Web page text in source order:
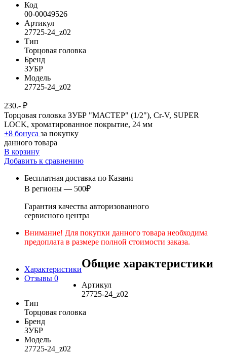
Код
00-00049526
Артикул
27725-24_z02
Тип
Торцовая головка
Бренд
ЗУБР
Модель
27725-24_z02
230.- ₽
Торцовая головка ЗУБР "МАСТЕР" (1/2"), Cr-V, SUPER
LOCK, хроматированное покрытие, 24 мм
+8 бонуса за покупку
данного товара
В корзину
Добавить к сравнению
Бесплатная доставка по Казани
В регионы — 500₽
Гарантия качества авторизованного
сервисного центра
Внимание! Для покупки данного товара необходима
предоплата в размере полной стоимости заказа.
Характеристики
Отзывы 0
Общие характеристики
Артикул
27725-24_z02
Тип
Торцовая головка
Бренд
ЗУБР
Модель
27725-24_z02